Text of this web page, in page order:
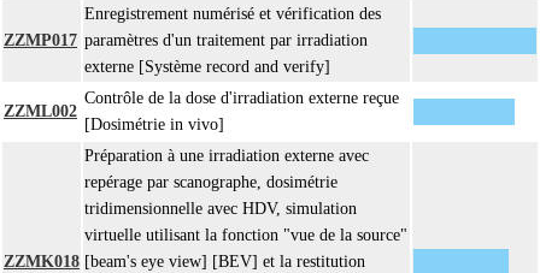
ZZMP017
Enregistrement numérisé et vérification des
paramètres d'un traitement par irradiation
externe [Système record and verify]
ZZML002
Contrôle de la dose d'irradiation externe reçue
[Dosimétrie in vivo]
ZZMK018
Préparation à une irradiation externe avec
repérage par scanographe, dosimétrie
tridimensionnelle avec HDV, simulation
virtuelle utilisant la fonction "vue de la source"
[beam's eye view] [BEV] et la restitution